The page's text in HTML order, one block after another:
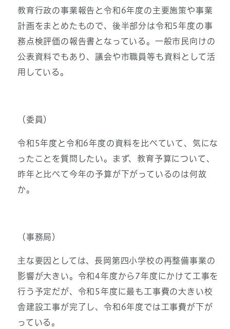
教育行政の事業報告と令和6年度の主要施策や事業
計画をまとめたもので、後半部分は令和5年度の事
務点検評価の報告書となっている。一般市民向けの
公表資料でもあり、議会や市職員等も資料として活
用している。
（委員）
令和5年度と令和6年度の資料を比べていて、気にな
ったことを質問したい。まず、教育予算について、
昨年と比べて今年の予算が下がっているのは何故
か。
（事務局）
主な要因としては、長岡第四小学校の再整備事業の
影響が大きい。令和4年度から7年度にかけて工事を
行う予定だが、令和5年度に最も工事費の大きい校
舎建設工事が完了し、令和6年度では工事費が下が
っている。